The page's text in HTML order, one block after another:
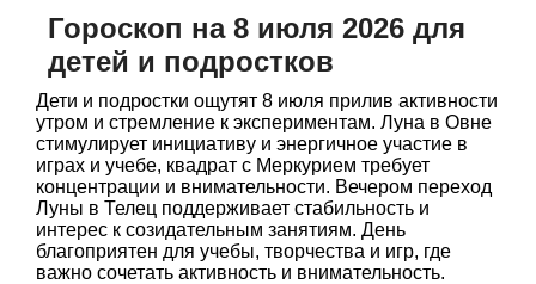
Гороскоп на 8 июля 2026 для
детей и подростков
Дети и подростки ощутят 8 июля прилив активности
утром и стремление к экспериментам. Луна в Овне
стимулирует инициативу и энергичное участие в
играх и учебе, квадрат с Меркурием требует
концентрации и внимательности. Вечером переход
Луны в Телец поддерживает стабильность и
интерес к созидательным занятиям. День
благоприятен для учебы, творчества и игр, где
важно сочетать активность и внимательность.